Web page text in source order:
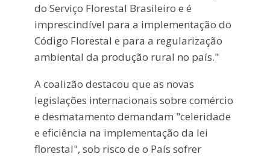
do Serviço Florestal Brasileiro e é
imprescindível para a implementação do
Código Florestal e para a regularização
ambiental da produção rural no país."
A coalizão destacou que as novas
legislações internacionais sobre comércio
e desmatamento demandam "celeridade
e eficiência na implementação da lei
florestal", sob risco de o País sofrer